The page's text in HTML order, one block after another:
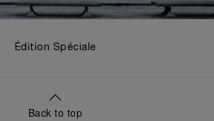
Édition Spéciale
Back to top